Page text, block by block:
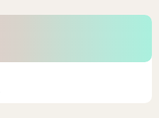
長いのを短くして着る前提な